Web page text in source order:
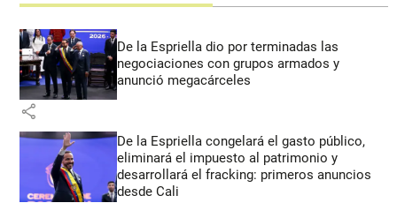
De la Espriella dio por terminadas las
negociaciones con grupos armados y
anunció megacárceles
share
De la Espriella congelará el gasto público,
eliminará el impuesto al patrimonio y
desarrollará el fracking: primeros anuncios
desde Cali